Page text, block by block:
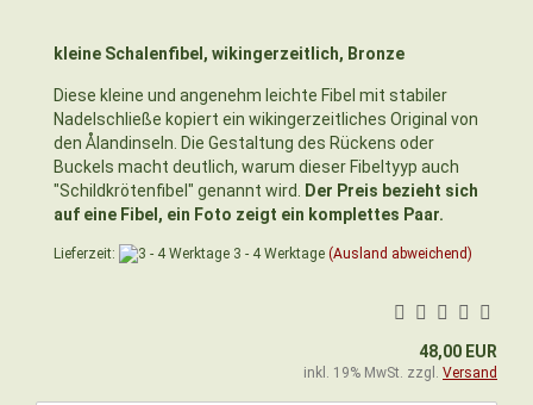
kleine Schalenfibel, wikingerzeitlich, Bronze
Diese kleine und angenehm leichte Fibel mit stabiler
Nadelschließe kopiert ein wikingerzeitliches Original von
den Ålandinseln. Die Gestaltung des Rückens oder
Buckels macht deutlich, warum dieser Fibeltyyp auch
"Schildkrötenfibel" genannt wird.
Der Preis bezieht sich
auf eine Fibel, ein Foto zeigt ein komplettes Paar.
Lieferzeit: 3 - 4 Werktage (Ausland abweichend)
48,00 EUR
inkl. 19% MwSt. zzgl. Versand